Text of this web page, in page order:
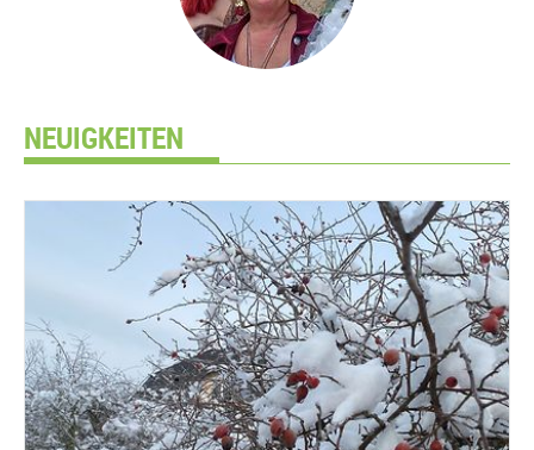
NEUIGKEITEN